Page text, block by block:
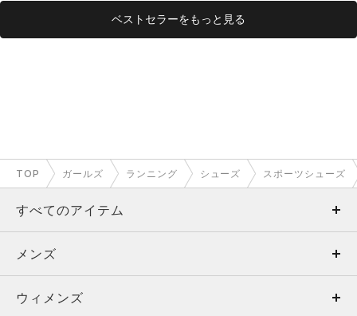
ベストセラーをもっと見る
TOP ガールズ ランニング シューズ スポーツシューズ
すべてのアイテム
メンズ
ウィメンズ
メンズ
トップス
ウィメンズ